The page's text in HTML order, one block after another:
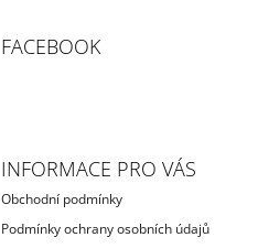
FACEBOOK
INFORMACE PRO VÁS
Obchodní podmínky
Podmínky ochrany osobních údajů